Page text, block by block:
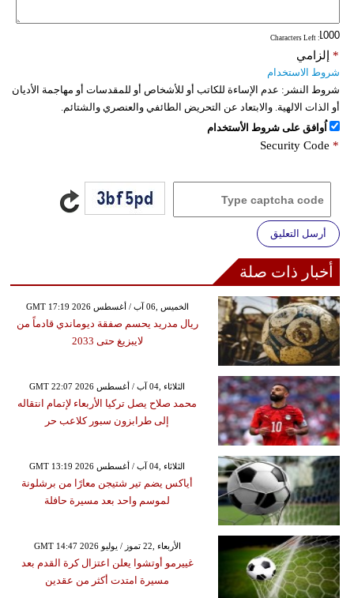
: Characters Left
إلزامي *
شروط الاستخدام
شروط النشر: عدم الإساءة للكاتب أو للأشخاص أو للمقدسات أو مهاجمة الأديان
أو الذات الالهية. والابتعاد عن التحريض الطائفي والعنصري والشتائم.
اُوافق على شروط الأستخدام
Security Code *
أرسل التعليق
أخبار ذات صلة
GMT 17:19 2026 الخميس ,06 آب / أغسطس
ريال مدريد يحسم صفقة ديوماندي قادماً من
لايبزيغ حتى 2033
GMT 22:07 2026 الثلاثاء ,04 آب / أغسطس
محمد صلاح يصل تركيا الأربعاء لإتمام انتقاله
إلى طرابزون سبور كلاعب حر
GMT 13:19 2026 الثلاثاء ,04 آب / أغسطس
أياكس يضم تير شتيجن معارًا من برشلونة
لموسم واحد بعد مسيرة حافلة
GMT 14:47 2026 الأربعاء ,22 تموز / يوليو
غييرمو أوتشوا يعلن اعتزال كرة القدم بعد
مسيرة امتدت أكثر من عقدين